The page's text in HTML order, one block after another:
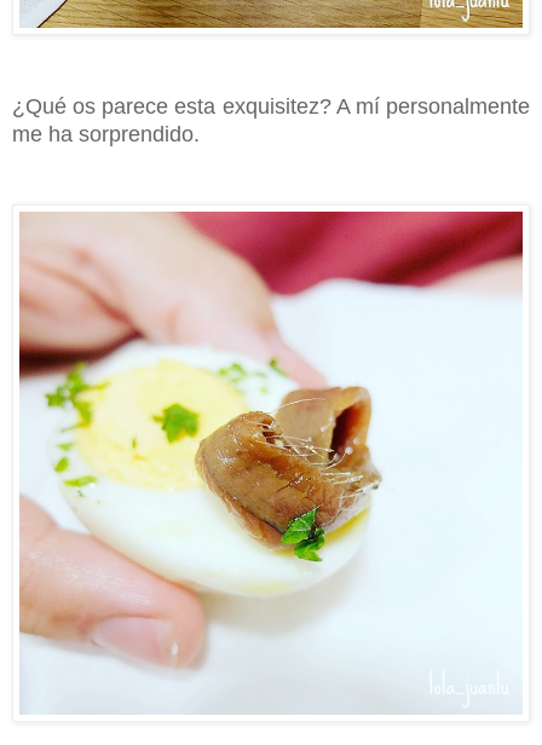
¿Qué os parece esta exquisitez? A mí personalmente
me ha sorprendido.